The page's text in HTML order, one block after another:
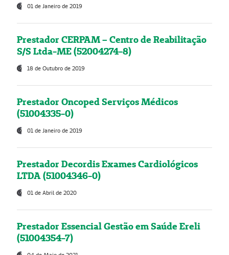
01 de Janeiro de 2019
Prestador CERPAM – Centro de Reabilitação
S/S Ltda-ME (52004274-8)
18 de Outubro de 2019
Prestador Oncoped Serviços Médicos
(51004335-0)
01 de Janeiro de 2019
Prestador Decordis Exames Cardiológicos
LTDA (51004346-0)
01 de Abril de 2020
Prestador Essencial Gestão em Saúde Ereli
(51004354-7)